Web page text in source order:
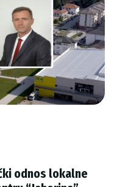
odnos lokalne